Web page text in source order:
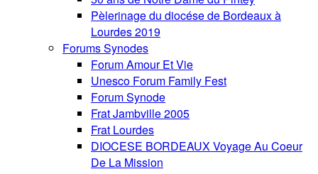
Pèlerinage du diocése de Bordeaux à
Lourdes 2019
Forums Synodes
Forum Amour Et Vie
Unesco Forum Family Fest
Forum Synode
Frat Jambville 2005
Frat Lourdes
DIOCESE BORDEAUX Voyage Au Coeur
De La Mission